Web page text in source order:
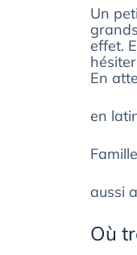
Un
effet.
En
en
aussi
Où